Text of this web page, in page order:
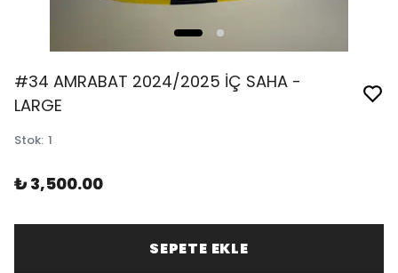
#34 AMRABAT 2024/2025 İÇ SAHA -
LARGE
Stok: 1
₺ 3,500.00
SEPETE EKLE